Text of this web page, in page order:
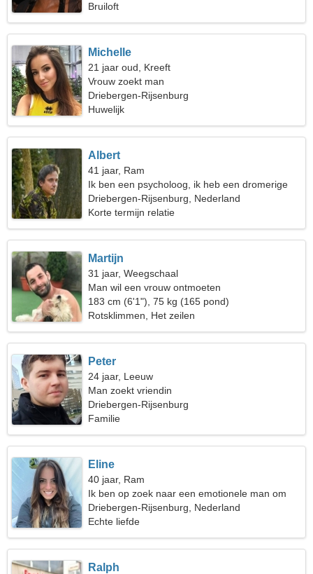
Bruiloft
Michelle
21 jaar oud, Kreeft
Vrouw zoekt man
Driebergen-Rijsenburg
Huwelijk
Albert
41 jaar, Ram
Ik ben een psycholoog, ik heb een dromerige
vrouw nodig
Driebergen-Rijsenburg, Nederland
Korte termijn relatie
Martijn
31 jaar, Weegschaal
Man wil een vrouw ontmoeten
183 cm (6'1"), 75 kg (165 pond)
Rotsklimmen, Het zeilen
Peter
24 jaar, Leeuw
Man zoekt vriendin
Driebergen-Rijsenburg
Familie
Eline
40 jaar, Ram
Ik ben op zoek naar een emotionele man om
samen te skiën
Driebergen-Rijsenburg, Nederland
Echte liefde
Ralph